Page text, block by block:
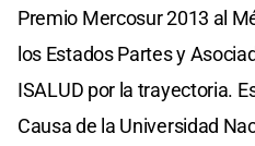
Premio Mercosur 2013 al
los Estados Partes y
ISALUD por la trayectoria.
Causa de la Universidad